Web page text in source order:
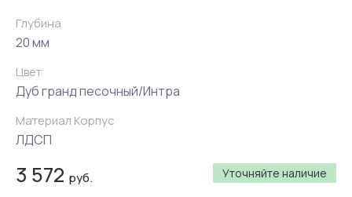
Глубина
20 мм
Цвет
Дуб гранд песочный/Интра
Материал Корпус
ЛДСП
Уточняйте наличие
3 572 руб.